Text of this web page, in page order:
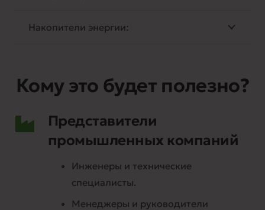
Накопители энергии:
Кому это будет полезно?
Представители
промышленных компаний
Инженеры и технические
специалисты.
Менеджеры и руководители